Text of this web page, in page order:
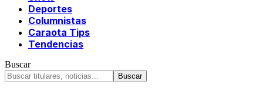
Deportes
Columnistas
Caraota Tips
Tendencias
Buscar